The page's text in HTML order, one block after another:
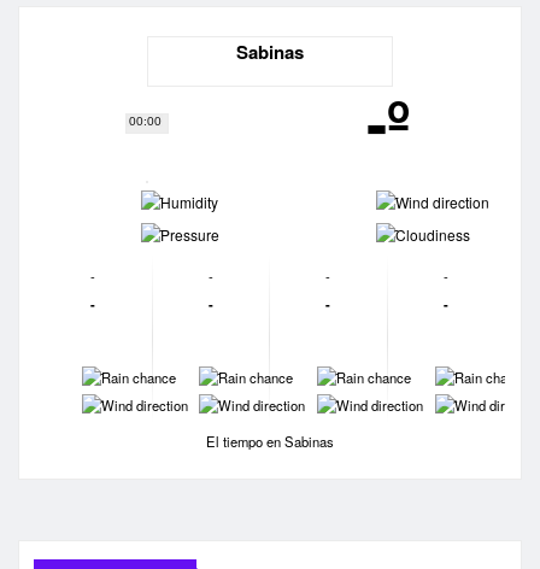
00:00
Sabinas
-º
-
-
-
-
-
-
-
-
-
-
-
-
-
-
-
-
-
-
-
-
El tiempo en Sabinas